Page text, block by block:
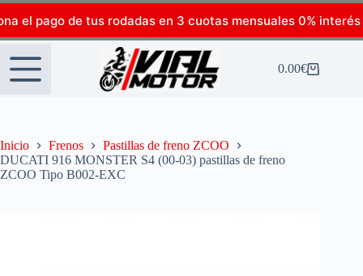
el pago de tus rodadas en 3 cuotas mensuales 0% interés
0.00€
Inicio Frenos
Pastillas de freno ZCOO
DUCATI 916 MONSTER S4 (00-03) pastillas de freno
ZCOO Tipo B002-EXC